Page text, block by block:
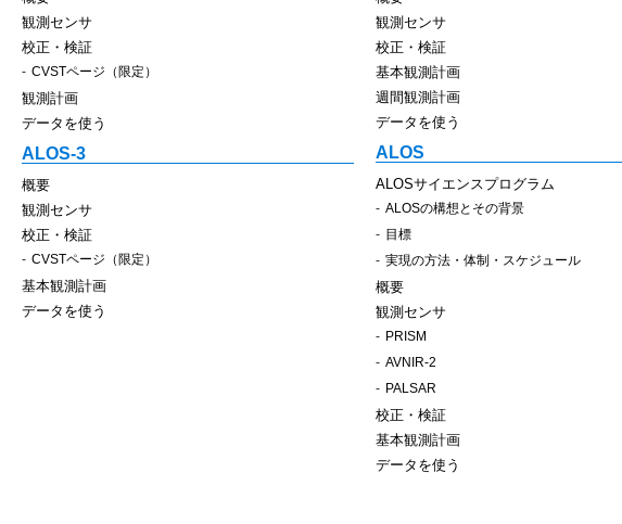
観測センサ
校正・検証
CVSTページ（限定）
観測計画
データを使う
ALOS-3
概要
観測センサ
校正・検証
CVSTページ（限定）
基本観測計画
データを使う
観測センサ
校正・検証
基本観測計画
週間観測計画
データを使う
ALOS
ALOSサイエンスプログラム
ALOSの構想とその背景
目標
実現の方法・体制・スケジュール
概要
観測センサ
PRISM
AVNIR-2
PALSAR
校正・検証
基本観測計画
データを使う